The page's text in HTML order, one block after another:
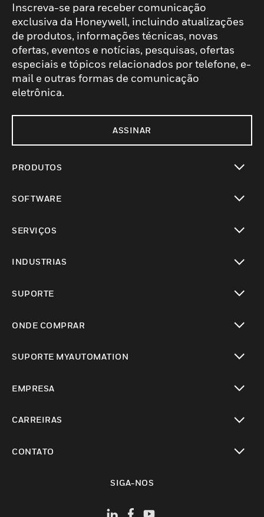
Inscreva-se para receber comunicação
exclusiva da Honeywell, incluindo atualizações
de produtos, informações técnicas, novas
ofertas, eventos e notícias, pesquisas, ofertas
especiais e tópicos relacionados por telefone, e-
mail e outras formas de comunicação
eletrônica.
ASSINAR
PRODUTOS
SOFTWARE
SERVIÇOS
INDUSTRIAS
SUPORTE
ONDE COMPRAR
SUPORTE MYAUTOMATION
EMPRESA
CARREIRAS
CONTATO
SIGA-NOS